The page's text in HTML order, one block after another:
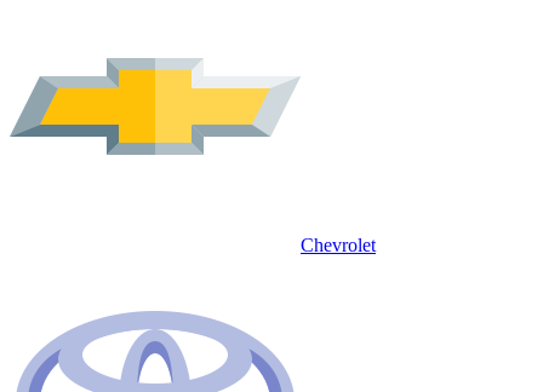
Chevrolet